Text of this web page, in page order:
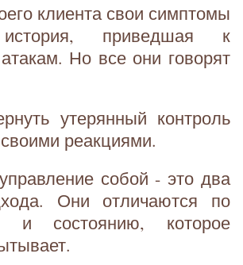
клиента свои симптомы
приведшая к
Но все они говорят
утерянный контроль
реакциями.
собой - это два
Они отличаются по
и состоянию, которое